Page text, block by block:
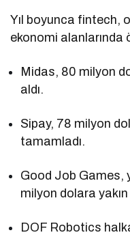
Yıl boyunca fintech,
ekonomi alanlarında
Midas, 80 milyon
aldı.
Sipay, 78 milyon
tamamladı.
Good Job Games,
milyon dolara yakın
DOF Robotics